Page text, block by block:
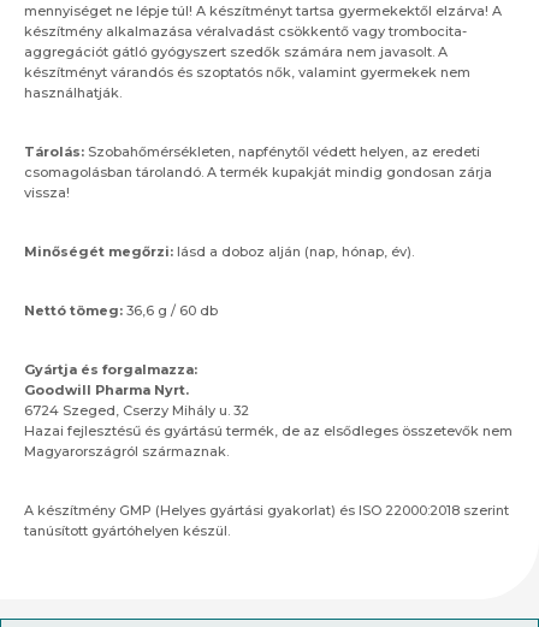
mennyiséget ne lépje túl! A készítményt tartsa gyermekektől elzárva! A
készítmény alkalmazása véralvadást csökkentő vagy trombocita-
aggregációt gátló gyógyszert szedők számára nem javasolt. A
készítményt várandós és szoptatós nők, valamint gyermekek nem
használhatják.
Tárolás: Szobahőmérsékleten, napfénytől védett helyen, az eredeti
csomagolásban tárolandó. A termék kupakját mindig gondosan zárja
vissza!
Minőségét megőrzi: lásd a doboz alján (nap, hónap, év).
Nettó tömeg: 36,6 g / 60 db
Gyártja és forgalmazza:
Goodwill Pharma Nyrt.
6724 Szeged, Cserzy Mihály u. 32
Hazai fejlesztésű és gyártású termék, de az elsődleges összetevők nem
Magyarországról származnak.
A készítmény GMP (Helyes gyártási gyakorlat) és ISO 22000:2018 szerint
tanúsított gyártóhelyen készül.